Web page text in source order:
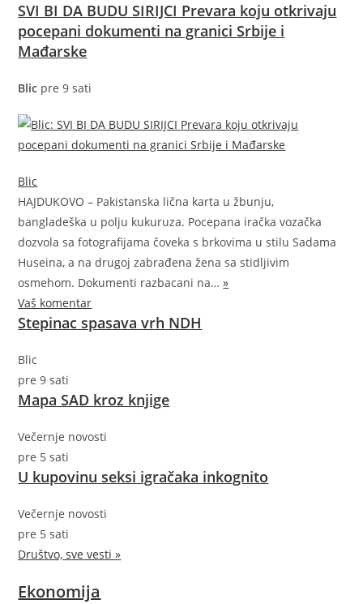
SVI BI DA BUDU SIRIJCI Prevara koju otkrivaju
pocepani dokumenti na granici Srbije i
Mađarske
Blic pre 9 sati
Blic
HAJDUKOVO – Pakistanska lična karta u žbunju,
bangladeška u polju kukuruza. Pocepana iračka vozačka
dozvola sa fotografijama čoveka s brkovima u stilu Sadama
Huseina, a na drugoj zabrađena žena sa stidljivim
osmehom. Dokumenti razbacani na…»
Vaš komentar
Stepinac spasava vrh NDH
Blic
pre 9 sati
Mapa SAD kroz knjige
Večernje novosti
pre 5 sati
U kupovinu seksi igračaka inkognito
Večernje novosti
pre 5 sati
Društvo, sve vesti »
Ekonomija